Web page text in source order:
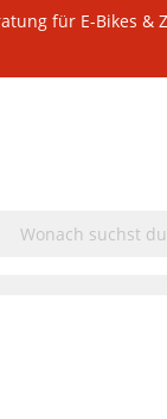
für E-Bikes &